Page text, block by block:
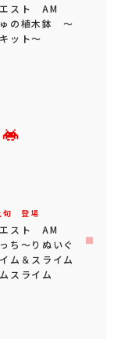
エスト AM
の植木鉢 ～
ット～
旬 登場
エスト AM
ち～りぬいぐ
ム＆スライム
スライム